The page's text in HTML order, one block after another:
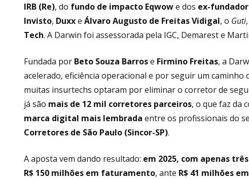
IRB (Re), do fundo de impacto Eqwowe dos ex-
Invisto, Duxxe Álvaro Augusto de Freitas Vidigal, o Guti
Tech. A Darwin foi assessorada pela IGC, Demarest e
Fundada por Beto Souza Barrose Firmino Freitas, a
acelerado, eficiência operacional e por seguir um
muitas insurtechs optaram por eliminar o corretor de
já são mais de 12 mil corretores parceiros, o que faz da
marca digital mais lembrada entre os profissionais do
Corretores de São Paulo (Sincor-SP).
A aposta vem dando resultado: em 2025, com apenas
R$ 150 milhões em faturamento, ante R$ 41 milhões